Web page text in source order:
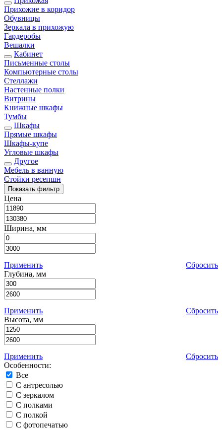
Прихожие в коридор
Обувницы
Зеркала в прихожую
Гардеробы
Вешалки
Кабинет
Письменные столы
Компьютерные столы
Стеллажи
Настенные полки
Витрины
Книжные шкафы
Тумбы
Шкафы
Прямые шкафы
Шкафы-купе
Угловые шкафы
Другое
Мебель в ванную
Стойки ресепшн
Показать фильтр
Цена
Ширина, мм
Применить
Сбросить
Глубина, мм
Применить
Сбросить
Высота, мм
Применить
Сбросить
Особенности:
Все
С антресолью
С зеркалом
С полками
С полкой
С фотопечатью